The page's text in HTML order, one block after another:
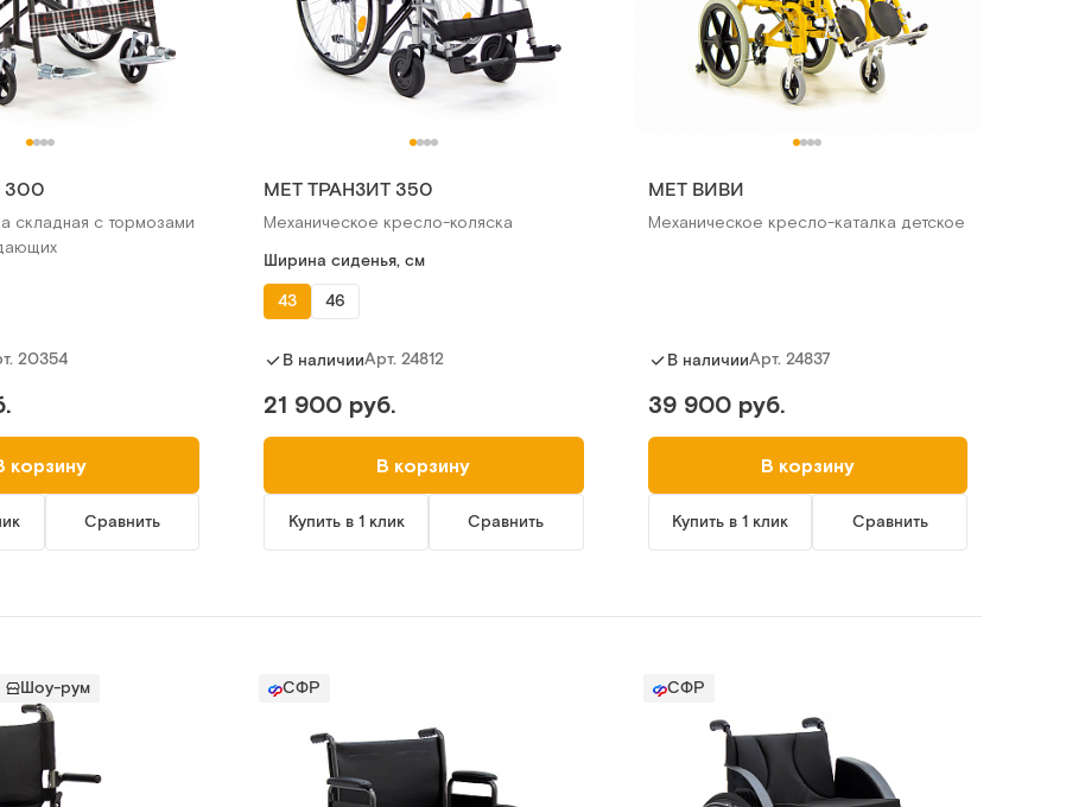
300
складная с тормозами
20354
корзину
Сравнить
МЕТ ТРАНЗИТ 350
Механическое кресло-коляска
Ширина сиденья, см
43
46
В наличииАрт.24812
21 900 руб.
В корзину
Купить в 1 клик Сравнить
МЕТ ВИВИ
Механическое кресло-каталка детское
В наличииАрт. 24837
39 900 руб.
В корзину
Купить в 1 клик Сравнить
Шоу-рум СФР СФР